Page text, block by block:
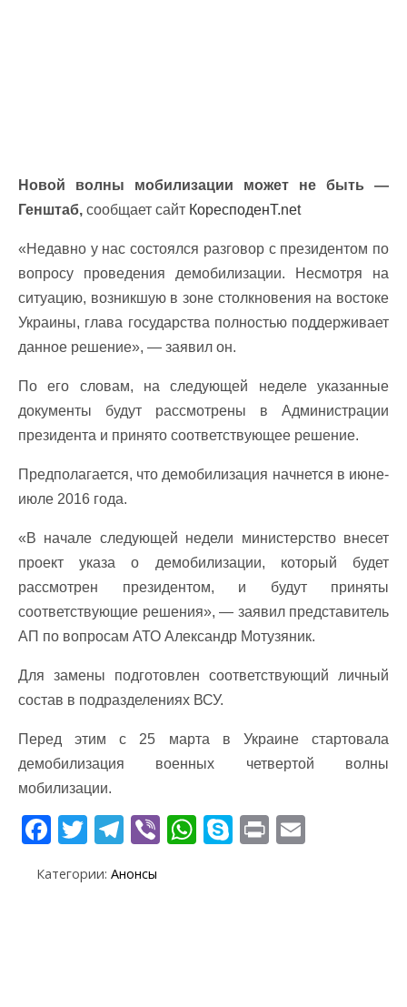
Новой волны мобилизации может не быть —
Генштаб, сообщает сайт КоресподенТ.net
«Недавно у нас состоялся разговор с президентом по
вопросу проведения демобилизации. Несмотря на
ситуацию, возникшую в зоне столкновения на востоке
Украины, глава государства полностью поддерживает
данное решение», — заявил он.
По его словам, на следующей неделе указанные
документы будут рассмотрены в Администрации
президента и принято соответствующее решение.
Предполагается, что демобилизация начнется в июне-
июле 2016 года.
«В начале следующей недели министерство внесет
проект указа о демобилизации, который будет
рассмотрен президентом, и будут приняты
соответствующие решения», — заявил представитель
АП по вопросам АТО Александр Мотузяник.
Для замены подготовлен соответствующий личный
состав в подразделениях ВСУ.
Перед этим с 25 марта в Украине стартовала
демобилизация военных четвертой волны
мобилизации.
F
e
T
itt
T
e
Vi W S Pr
Категории: Анонсы